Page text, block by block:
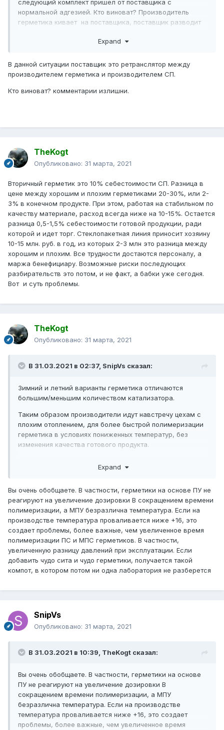
следующий комплект пришел от поставщика с
нормальной адгезией. Кто виноват? Производитель
герметика кивает на поставщика, поставщик разводит
стеклопакетов меняет сп по гарантии.
Expand
В данной ситуации поставщик это ретранслятор между
производителем герметика и производителем СП.
Кто виноват? комментарии излишни.
TheKogt
Опубликовано: 31 марта, 2021
Вторичный герметик это 10% себестоимости СП. Разница в
цене между хорошим и плохим герметиками 20-30%, или 2-
3% в конечном продукте. При этом, работая на стабильном по
качеству материале, расход всегда ниже на 10-15%. Остается
разница 0,5-1,5% себестоимости готовой продукции, ради
которой и идет торг. Стеклопакетная линия приносит хозяину
10-15 млн. руб. в год, из которых 2-3 млн это разница между
хорошим и плохим. Все трудности достаются персоналу, а
маржа бенефициару. Возможные риски последующих
разбирательств это потом, и не факт, а бабки уже сегодня.
Вот и суть проблемы.
TheKogt
Опубликовано: 31 марта, 2021
В 31.03.2021 в 02:37, SnipVs сказал:
Зимний и летний варианты герметика отличаются
большим/меньшим количеством катализатора.
Таким образом производители идут навстречу цехам с
плохим отоплением, для более быстрой полимеризации
герметика в условиях пониженных температур, без
изменения качества готового продукта.
увеличивать пропорцию компонента В в экструдере, что
полимеризованной смеси, и как следствие к появлению
микротрещин и разрывов герметика в готовом изделии
в процессе его эксплуатации в течении гарантийного
периода.
Маркировка такого продукта может не отличаться, если
в условиях производства ТУ, СО, прописан процесс с
большими допусками. По факту мы имеем один и тот же
продукт с колебаниями времени застывания в пределах
зависит от внешних факторов, таких как температура
окружающей среды, влажность и прочее.
Expand
Вы очень обобщаете. В частности, герметики на основе ПУ не
реагируют на увеличение дозировки В сокращением времени
полимеризации, а МПУ безразлична температура. Если на
производстве температура проваливается ниже +16, это
создает проблемы, более важные, чем увеличенное время
полимеризации ПС и МПС герметиков. В частности,
увеличенную разницу давлений при эксплуатации. Если
добавить чудо сита и чудо герметики, получается такой
компот, в котором потом ни одна лаборатория не разберется
SnipVs
Опубликовано: 31 марта, 2021
В 31.03.2021 в 10:39, TheKogt сказал:
Вы очень обобщаете. В частности, герметики на основе
ПУ не реагируют на увеличение дозировки В
сокращением времени полимеризации, а МПУ
безразлична температура. Если на производстве
температура проваливается ниже +16, это создает
проблемы, более важные, чем увеличенное время